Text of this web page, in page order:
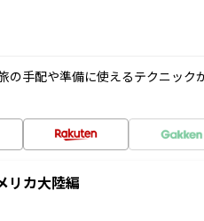
の手配や準備に使えるテクニック
カ大陸編